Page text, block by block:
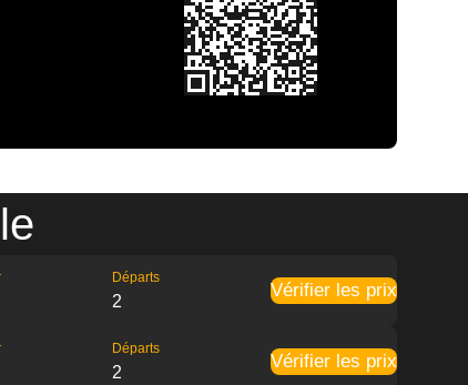
Départs
2
Vérifier les prix
Départs
2
Vérifier les prix